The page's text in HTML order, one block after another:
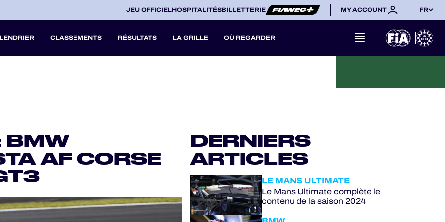
JEU OFFICIELHOSPITALITÉSBILLETTERIE MY ACCOUNT FR
CLASSEMENTS RÉSULTATS LA GRILLE OÙ REGARDER
BMW
AF CORSE
DERNIERS
ARTICLES
LE MANS ULTIMATE
Le Mans Ultimate complète le
contenu de la saison 2024